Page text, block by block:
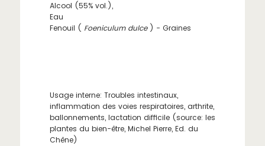
Alcool (55% vol.),
Eau
Fenouil ( Foeniculum dulce ) - Graines
Usage interne: Troubles intestinaux,
inflammation des voies respiratoires, arthrite,
ballonnements, lactation difficile (source: les
plantes du bien-être, Michel Pierre, Ed. du
Chêne)